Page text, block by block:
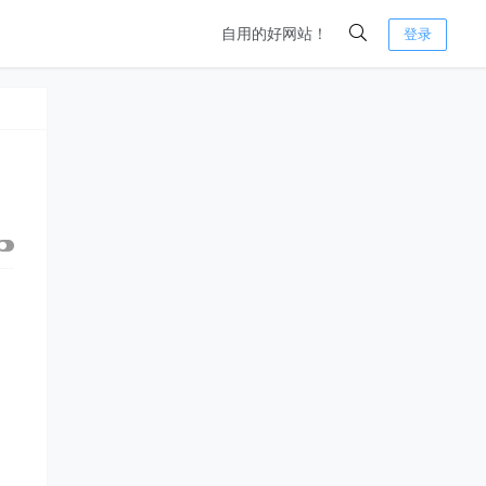
自用的好网站！ 登录